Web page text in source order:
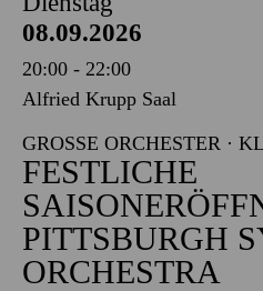
08.09.2026
20:00 - 22:00
Alfried Krupp Saal
GROSSE ORCHESTER ·
FESTLICHE
PITTSBURGH
ORCHESTRA